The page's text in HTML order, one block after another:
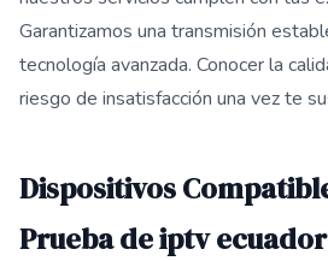
Garantizamos una transmisión
tecnología avanzada. Conocer la
riesgo de insatisfacción una vez te
Dispositivos
Prueba de iptv ecuador